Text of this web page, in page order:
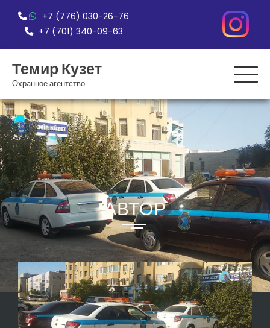
+7 (776) 030-26-76
+7 (701) 340-09-63
Темир Кузет
Охранное агентство
АВТОР